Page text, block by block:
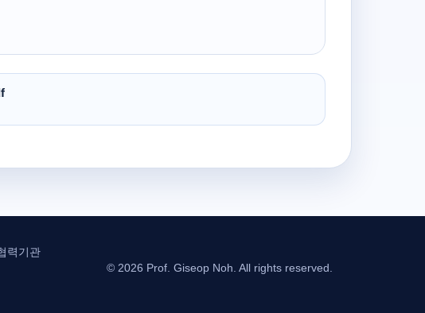
력기관
© 2026 Prof. Giseop Noh. All rights reserved.